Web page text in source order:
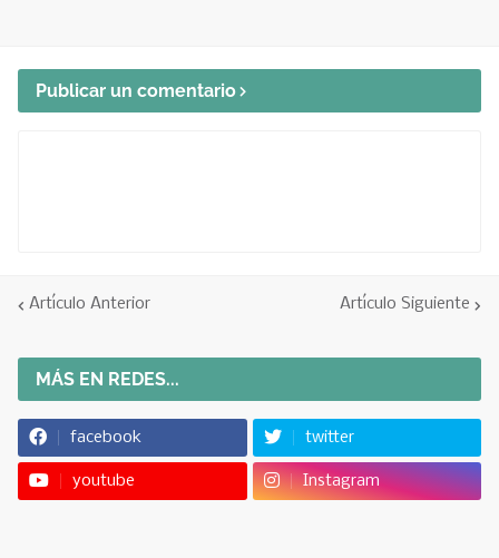
Publicar un comentario
Artículo Anterior Artículo Siguiente
MÁS EN REDES...
facebook twitter
youtube Instagram